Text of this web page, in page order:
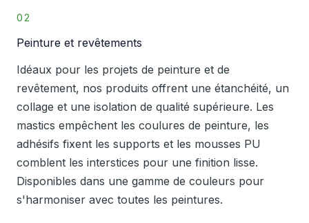
02
Peinture et revêtements
Idéaux pour les projets de peinture et de
revêtement, nos produits offrent une étanchéité, un
collage et une isolation de qualité supérieure. Les
mastics empêchent les coulures de peinture, les
adhésifs fixent les supports et les mousses PU
comblent les interstices pour une finition lisse.
Disponibles dans une gamme de couleurs pour
s'harmoniser avec toutes les peintures.